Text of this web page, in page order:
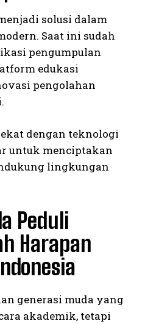
solusi dalam
Saat ini sudah
pengumpulan
edukasi
pengolahan
dengan teknologi
untuk menciptakan
lingkungan
Peduli
Harapan
generasi muda yang
akademik, tetapi